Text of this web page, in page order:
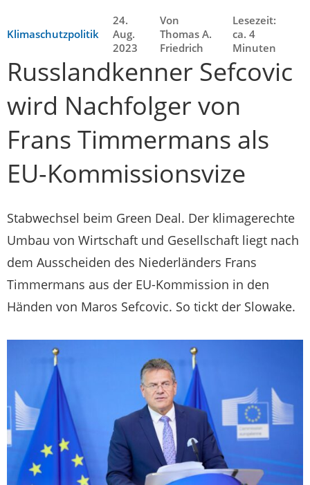
Klimaschutzpolitik
24.
Aug.
2023
Von
Thomas A.
Friedrich
Lesezeit:
ca. 4
Minuten
Russlandkenner Sefcovic
wird Nachfolger von
Frans Timmermans als
EU-Kommissionsvize
Stabwechsel beim Green Deal. Der klimagerechte
Umbau von Wirtschaft und Gesellschaft liegt nach
dem Ausscheiden des Niederländers Frans
Timmermans aus der EU-Kommission in den
Händen von Maros Sefcovic. So tickt der Slowake.